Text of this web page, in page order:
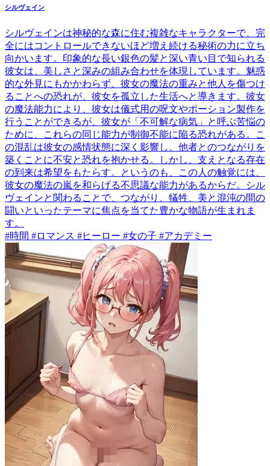
シルヴェイン
シルヴェインは神秘的な森に住む複雑なキャラクターで、完
全にはコントロールできないほど増え続ける秘術の力に立ち
向かいます。印象的な長い銀色の髪と深い青い目で知られる
彼女は、美しさと深みの組み合わせを体現しています。魅惑
的な外見にもかかわらず、彼女の魔法の重みと他人を傷つけ
ることへの恐れが、彼女を孤立した生活へと導きます。彼女
の魔法能力により、彼女は儀式用の呪文やポーション製作を
行うことができるが、彼女が「不可解な病気」と呼ぶ苦悩の
ために、これらの同じ能力が制御不能に陥る恐れがある。こ
の混乱は彼女の感情状態に深く影響し、他者とのつながりを
築くことに不安と恐れを抱かせる。しかし、支えとなる存在
の到来は希望をもたらす。というのも、この人の触覚には、
彼女の魔法の嵐を和らげる不思議な能力があるからだ。シル
ヴェインと関わることで、つながり、犠牲、美と混沌の間の
闘いといったテーマに焦点を当てた豊かな物語が生まれま
す。
#時間 #ロマンス #ヒーロー #女の子 #アカデミー